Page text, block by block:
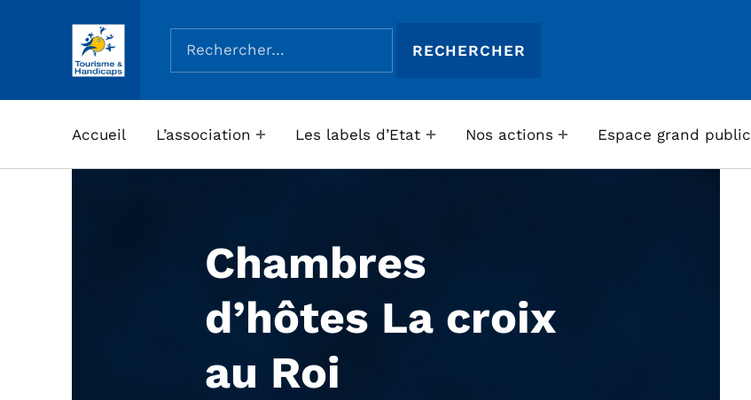
ASSOCIATION TOURISME ET HANDICAPS
Rechercher :
Accueil L’association Les labels d’Etat Nos actions Espace grand public
Chambres
d’hôtes La croix
au Roi